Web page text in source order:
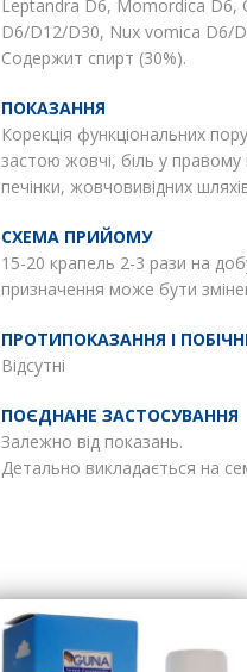
Leptandra D6, Momordica D6,
D6/D12/D30, Nux vomica D6/
Содержит спирт (30%).
ПОКАЗАННЯ
Корекція функціональних
застою жовчі, біль у правому
печінки, жовчовивідних
СХЕМА ПРИЙОМУ
15-20 крапель 2-3 рази на
призначення може бути
ПРОТИПОКАЗАННЯ І
Відсутні
ПОЄДНАНЕ ЗАСТОСУВАННЯ
Залежно від показань.
Детально викладається на